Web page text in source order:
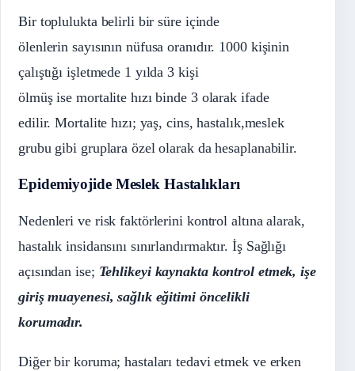
Bir toplulukta belirli bir süre içinde
ölenlerin sayısının nüfusa oranıdır. 1000 kişinin
çalıştığı işletmede 1 yılda 3 kişi
ölmüş ise mortalite hızı binde 3 olarak ifade
edilir. Mortalite hızı; yaş, cins, hastalık,meslek
grubu gibi gruplara özel olarak da hesaplanabilir.
Epidemiyojide Meslek Hastalıkları
Nedenleri ve risk faktörlerini kontrol altına alarak,
hastalık insidansını sınırlandırmaktır. İş Sağlığı
açısından ise; Tehlikeyi kaynakta kontrol etmek, işe
giriş muayenesi, sağlık eğitimi öncelikli
korumadır.
Diğer bir koruma; hastaları tedavi etmek ve erken